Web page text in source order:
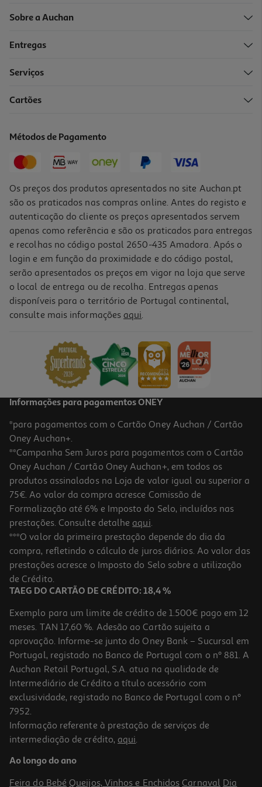
-13%
Price reduced from
2,29 €to
Promoção
Caixa De 24 Lápis De Cor Com Borracha Apagáveis Auchan
-18%
Caixa De 18 Lápis De Cor Auchan 18cm
2.29 €/un
Price reduced from
2,79 €to
2,29 €
Promoção
Lápis De Cor Auchan Jumbo Com Apara-Lápis 12 Unidades
3.79 €/un
Sobre a Auchan
Entregas
Serviços
Cartões
Métodos de Pagamento
Os preços dos produtos apresentados no site Auchan.pt
são os praticados nas compras online. Antes do registo e
autenticação do cliente os preços apresentados servem
apenas como referência e são os praticados para entregas
e recolhas no código postal 2650-435 Amadora. Após o
login e em função da proximidade e do código postal,
serão apresentados os preços em vigor na loja que serve
o local de entrega ou de recolha. Entregas apenas
disponíveis para o território de Portugal continental,
consulte mais informações aqui.
Informações para pagamentos ONEY
*para pagamentos com o Cartão Oney Auchan / Cartão
Oney Auchan+.
**Campanha Sem Juros para pagamentos com o Cartão
Oney Auchan / Cartão Oney Auchan+, em todos os
produtos assinalados na Loja de valor igual ou superior a
75€. Ao valor da compra acresce Comissão de
Formalização até 6% e Imposto do Selo, incluídos nas
prestações. Consulte detalhe aqui.
***O valor da primeira prestação depende do dia da
compra, refletindo o cálculo de juros diários. Ao valor das
prestações acresce o Imposto do Selo sobre a utilização
de Crédito.
TAEG DO CARTÃO DE CRÉDITO: 18,4 %
Exemplo para um limite de crédito de 1.500€ pago em 12
meses. TAN 17,60 %. Adesão ao Cartão sujeita a
aprovação. Informe-se junto do Oney Bank – Sucursal em
Portugal, registado no Banco de Portugal com o nº 881. A
Auchan Retail Portugal, S.A. atua na qualidade de
Intermediário de Crédito a título acessório com
exclusividade, registado no Banco de Portugal com o nº
7952.
Informação referente à prestação de serviços de
intermediação de crédito, aqui.
Ao longo do ano
Feira do Bebé Queijos, Vinhos e Enchidos Carnaval Dia